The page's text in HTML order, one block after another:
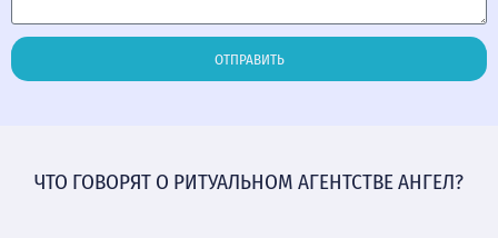
ОТПРАВИТЬ
ЧТО ГОВОРЯТ О РИТУАЛЬНОМ АГЕНТСТВЕ АНГЕЛ?